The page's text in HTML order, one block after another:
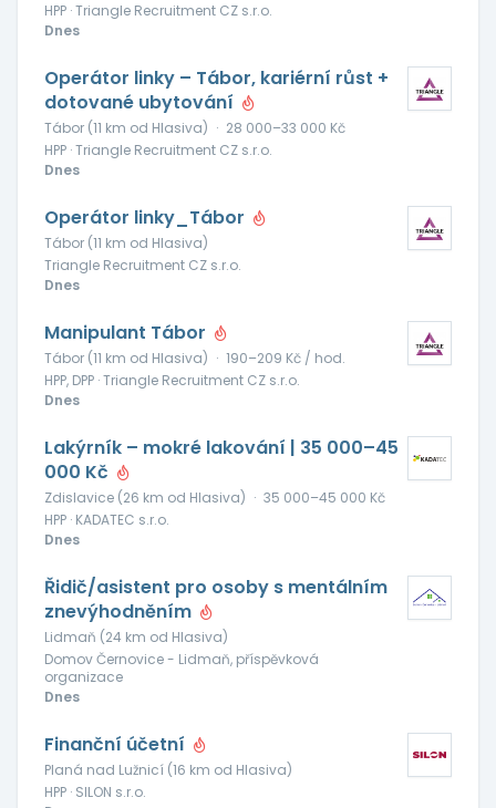
HPP · Triangle Recruitment CZ s.r.o.
Dnes
Operátor linky – Tábor, kariérní růst +
dotované ubytování
Tábor (11 km od Hlasiva) · 28 000–33 000 Kč
HPP · Triangle Recruitment CZ s.r.o.
Dnes
Operátor linky_Tábor
Tábor (11 km od Hlasiva)
Triangle Recruitment CZ s.r.o.
Dnes
Manipulant Tábor
Tábor (11 km od Hlasiva) · 190–209 Kč / hod.
HPP, DPP · Triangle Recruitment CZ s.r.o.
Dnes
Lakýrník – mokré lakování | 35 000–45
000 Kč
Zdislavice (26 km od Hlasiva) · 35 000–45 000 Kč
HPP · KADATEC s.r.o.
Dnes
Řidič/asistent pro osoby s mentálním
znevýhodněním
Lidmaň (24 km od Hlasiva)
Domov Černovice - Lidmaň, příspěvková
organizace
Dnes
Finanční účetní
Planá nad Lužnicí (16 km od Hlasiva)
HPP · SILON s.r.o.